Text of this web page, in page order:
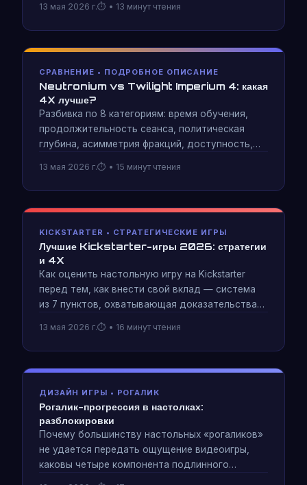
правильную точку входа, провести первую
сессию без замешательства и выработать
13 мая 2026 г. • 13 минут чтения
СРАВНЕНИЕ • ПОДРОБНОЕ ОПИСАНИЕ
Neutronium vs Twilight Imperium 4: какая
4X лучше?
Разбивка по 8 категориям: время обучения,
продолжительность сеанса, политическая
глубина, асимметрия фракций, доступность,
сложность настройки и эпический масштаб.
Две игры Space 4X, рассчитанные на
13 мая 2026 г. • 15 минут чтения
KICKSTARTER • СТРАТЕГИЧЕСКИЕ ИГРЫ
Лучшие Kickstarter-игры 2026: стратегии
и 4X
Как оценить настольную игру на Kickstarter
перед тем, как внести свой вклад — система
из 7 пунктов, охватывающая доказательства
расширенную структуру целей и надежность
создателя. Плюс что посмотреть в 3–4
13 мая 2026 г. • 16 минут чтения
ДИЗАЙН ИГРЫ • РОГАЛИК
Рогалик-прогрессия в настолках:
разблокировки
Почему большинству настольных «рогаликов»
не удается передать ощущение видеоигры,
каковы четыре компонента подлинного